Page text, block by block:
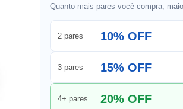
Quanto mais pares você compra,
2 pares 10% OFF
3 pares 15% OFF
4+ pares 20% OFF